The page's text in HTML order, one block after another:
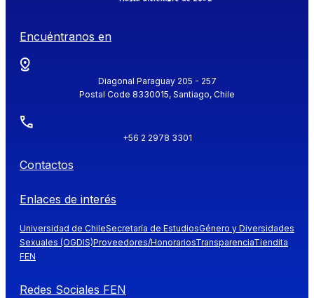
Encuéntranos en
Diagonal Paraguay 205 - 257
Postal Code 8330015, Santiago, Chile
+56 2 2978 3301
Contactos
Enlaces de interés
Universidad de ChileSecretaría de EstudiosGénero y Diversidades
Sexuales (OGDIS)Proveedores/HonorariosTransparenciaTiendita
FEN
Redes Sociales FEN